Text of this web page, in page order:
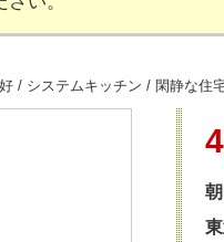
/ システムキッチン / 閑静な住